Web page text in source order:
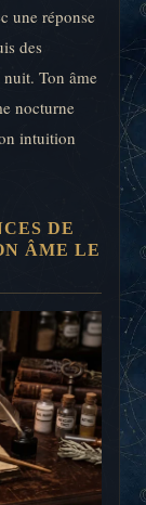
une réponse
des
nuit. Ton âme
nocturne
intuition
DE
ÂME LE